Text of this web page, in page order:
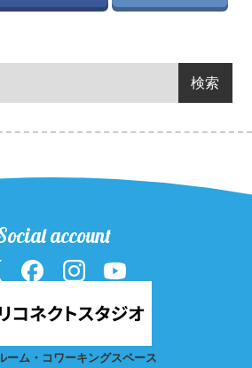
account
ーム・コワーキングスペース